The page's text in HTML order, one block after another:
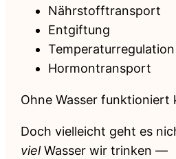
Nährstofftransport
Entgiftung
Temperaturregulation
Hormontransport
Ohne Wasser funktioniert
Doch vielleicht geht es
vielWasser wir trinken —